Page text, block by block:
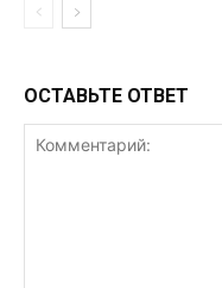
ОСТАВЬТЕ ОТВЕТ